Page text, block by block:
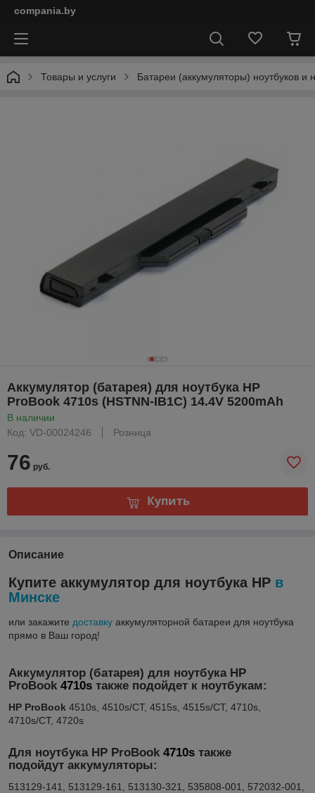
compania.by
Товары и услуги Батареи (аккумуляторы) ноутбуков и
Аккумулятор (батарея) для ноутбука HP
ProBook 4710s (HSTNN-IB1C) 14.4V 5200mAh
В наличии
Код: VD-00024246
Розница
76 руб.
Купить
Описание
Купите аккумулятор для ноутбука HP в
Минске
или закажите доставку аккумуляторной батареи для ноутбука
прямо в Ваш город!
Аккумулятор (батарея) для ноутбука HP
ProBook 4710s также подойдет к ноутбукам:
HP ProBook 4510s, 4510s/CT, 4515s, 4515s/CT, 4710s,
4710s/CT, 4720s
Для ноутбука HP ProBook 4710s также
подойдут аккумуляторы:
513129-141, 513129-161, 513130-321, 535808-001, 572032-001,